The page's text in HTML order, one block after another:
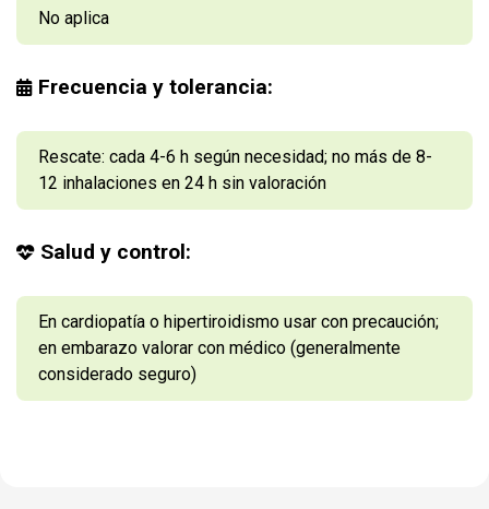
No aplica
Frecuencia y tolerancia:
Rescate: cada 4-6 h según necesidad; no más de 8-
12 inhalaciones en 24 h sin valoración
Salud y control:
En cardiopatía o hipertiroidismo usar con precaución;
en embarazo valorar con médico (generalmente
considerado seguro)